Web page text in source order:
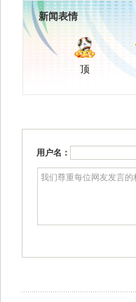
新闻表情
顶
用户名：